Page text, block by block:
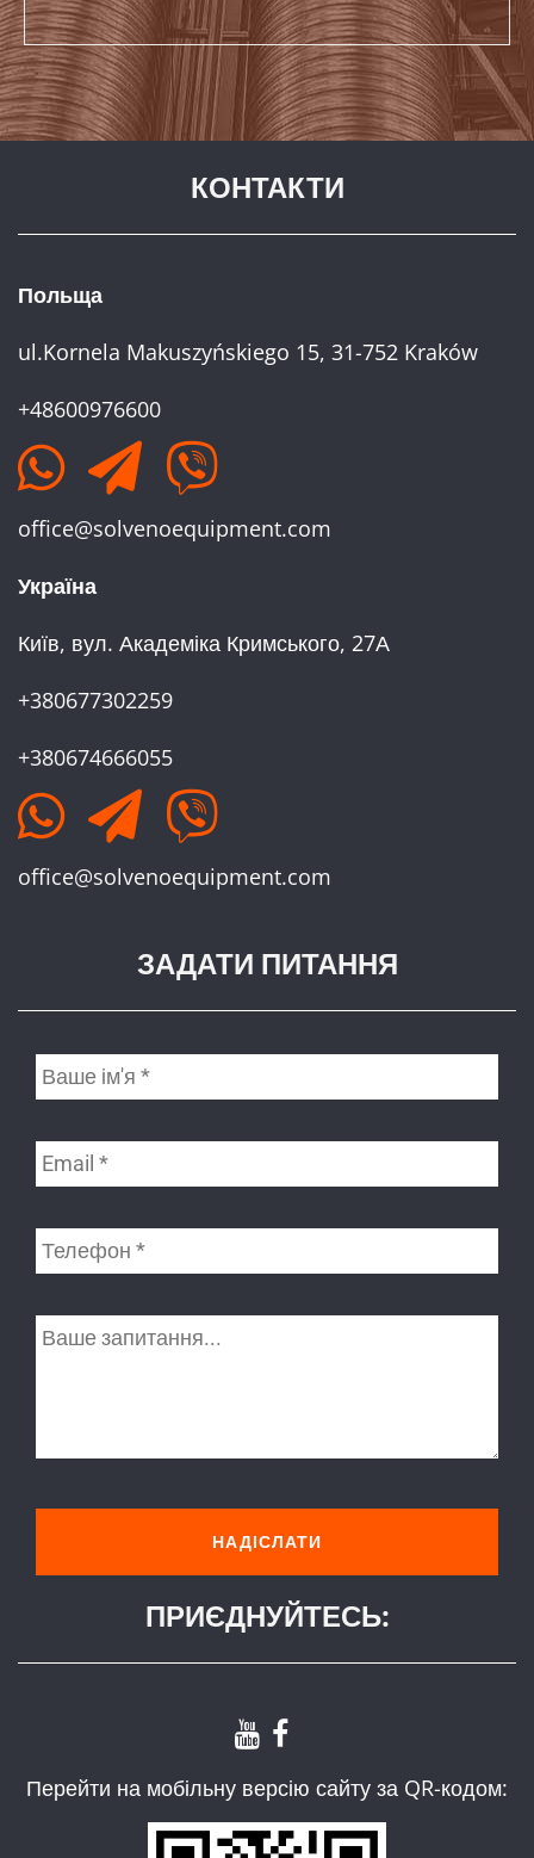
КОНТАКТИ
Польща
ul.Kornela Makuszyńskiego 15, 31-752 Kraków
+48600976600
office@solvenoequipment.com
Україна
Київ, вул. Академіка Кримського, 27А
+380677302259
+380674666055
office@solvenoequipment.com
ЗАДАТИ ПИТАННЯ
ПРИЄДНУЙТЕСЬ:
Перейти на мобільну версію сайту за QR-кодом: